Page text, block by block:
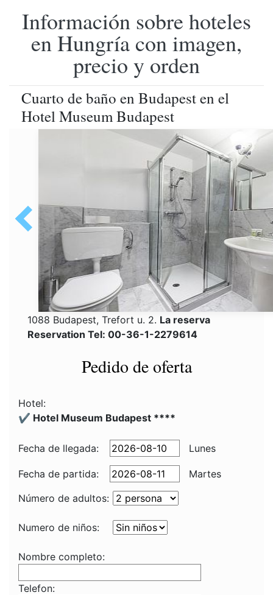
Información sobre hoteles
en Hungría con imagen,
precio y orden
Cuarto de baño en Budapest en el
Hotel Museum Budapest
1088 Budapest, Trefort u. 2. La reserva
Reservation Tel: 00-36-1-2279614
Pedido de oferta
Hotel:
✔️ Hotel Museum Budapest ****
Fecha de llegada: Lunes
Fecha de partida:
Martes
Número de adultos:
Numero de niños:
Nombre completo:
Telefon: